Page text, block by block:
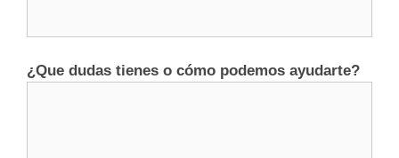
¿Que dudas tienes o cómo podemos ayudarte?